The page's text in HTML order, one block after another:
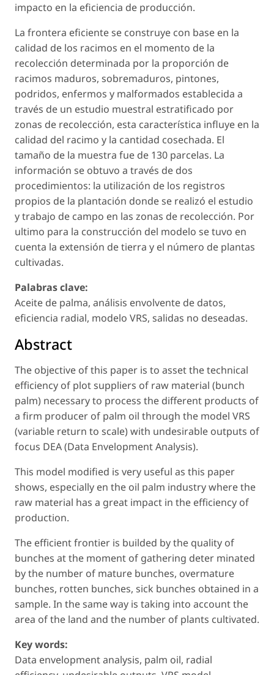
impacto en la eficiencia de producción.
La frontera eficiente se construye con base en la
calidad de los racimos en el momento de la
recolección determinada por la proporción de
racimos maduros, sobremaduros, pintones,
podridos, enfermos y malformados establecida a
través de un estudio muestral estratificado por
zonas de recolección, esta característica influye en la
calidad del racimo y la cantidad cosechada. El
tamaño de la muestra fue de 130 parcelas. La
información se obtuvo a través de dos
procedimientos: la utilización de los registros
propios de la plantación donde se realizó el estudio
y trabajo de campo en las zonas de recolección. Por
ultimo para la construcción del modelo se tuvo en
cuenta la extensión de tierra y el número de plantas
cultivadas.
Palabras clave:
Aceite de palma, análisis envolvente de datos,
eficiencia radial, modelo VRS, salidas no deseadas.
Abstract
The objective of this paper is to asset the technical
efficiency of plot suppliers of raw material (bunch
palm) necessary to process the different products of
a firm producer of palm oil through the model VRS
(variable return to scale) with undesirable outputs of
focus DEA (Data Envelopment Analysis).
This model modified is very useful as this paper
shows, especially en the oil palm industry where the
raw material has a great impact in the efficiency of
production.
The efficient frontier is builded by the quality of
bunches at the moment of gathering deter minated
by the number of mature bunches, overmature
bunches, rotten bunches, sick bunches obtained in a
sample. In the same way is taking into account the
area of the land and the number of plants cultivated.
Key words:
Data envelopment analysis, palm oil, radial